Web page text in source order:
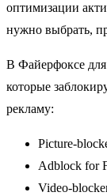
оптимизации
нужно выбрать,
В Файерфоксе для
которые
рекламу:
Picture-
Adblock for
Video-